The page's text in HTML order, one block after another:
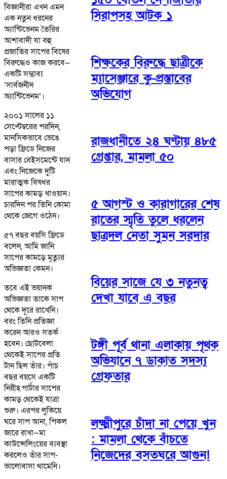
বিজ্ঞানীরা এখন এমন
এক নতুন ধরনের
অ্যান্টিভেনম তৈরির
আশাবাদী যা বহু
প্রজাতির সাপের বিষের
বিরুদ্ধেও কাজ করবে—
একটি সম্ভাব্য
‘সার্বজনীন
অ্যান্টিভেনম’।
২০০১ সালের ১১
সেপ্টেম্বরের পরদিন,
মানসিকভাবে ভেঙে
পড়া ফ্রিডে নিজের
বাসার বেইসমেন্টে যান
এবং নিজেকে দুটি
মারাত্মক বিষধর
সাপের কামড় খাওয়ান।
চারদিন পর তিনি কোমা
থেকে জেগে ওঠেন।
৫৭ বছর বয়সি ফ্রিডে
বলেন, আমি জানি
সাপের কামড়ে মৃত্যুর
অভিজ্ঞতা কেমন।
তবে এই ভয়ানক
অভিজ্ঞতা তাকে সাপ
থেকে দূরে রাখেনি।
বরং তিনি প্রতিজ্ঞা
করেন আরও সতর্ক
হবেন। ছোটবেলা
থেকেই সাপের প্রতি
টান ছিল তাঁর। পাঁচ
বছর বয়সে একটি
নিরীহ গার্টার সাপের
কামড় থেকেই যাত্রা
শুরু। এরপর লুকিয়ে
ঘরে সাপ আনা, পিকল
জারে রাখা—মা
কাউন্সেলিংয়ের ব্যবস্থা
করলেও তাঁর সাপ-
ভালোবাসা থামেনি।
সিরাপসহ আটক ১
শিক্ষকের বিরুদ্ধে ছাত্রীকে
ম্যাসেঞ্জারে কু-প্রস্তাবের
অভিযোগ
রাজধানীতে ২৪ ঘণ্টায় ৪৮৫
গ্রেপ্তার, মামলা ৫০
৫ আগস্ট ও কারাগারের শেষ
রাতের স্মৃতি তুলে ধরলেন
ছাত্রদল নেতা সুমন সরদার
বিয়ের সাজে যে ৩ নতুনত্ব
দেখা যাবে এ বছর
টঙ্গী পূর্ব থানা এলাকায় পৃথক
অভিযানে ৭ ডাকাত সদস্য
গ্রেফতার
লক্ষ্মীপুরে চাঁদা না পেয়ে খুন
: মামলা থেকে বাঁচতে
নিজেদের বসতঘরে আগুন!